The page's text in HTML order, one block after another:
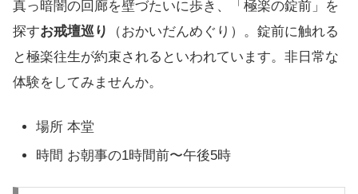
真っ暗闇の回廊を壁づたいに歩き、「極楽の錠前」を
探すお戒壇巡り
（おかいだんめぐり）。錠前に触れる
と極楽往生が約束されるといわれています。非日常な
体験をしてみませんか。
場所 本堂
時間 お朝事の1時間前〜午後5時